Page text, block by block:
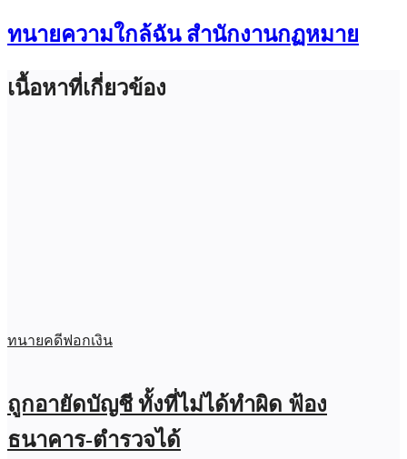
ทนายความใกล้ฉัน สำนักงานกฏหมาย
เนื้อหาที่เกี่ยวข้อง
ทนายคดีฟอกเงิน
ถูกอายัดบัญชี ทั้งที่ไม่ได้ทำผิด ฟ้อง
ธนาคาร-ตำรวจได้